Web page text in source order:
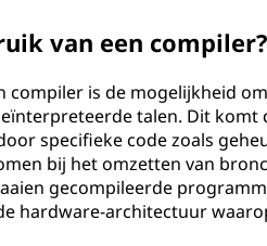
van een compiler?
is de mogelijkheid
talen. Dit komt
specifieke code zoals
bij het omzetten van
gecompileerde
hardware-architectuur